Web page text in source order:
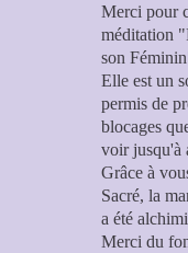
Merci pour
méditation
son
Elle est un
permis de
blocages
voir jusqu'à
Grâce à
Sacré, la
a été
Merci du